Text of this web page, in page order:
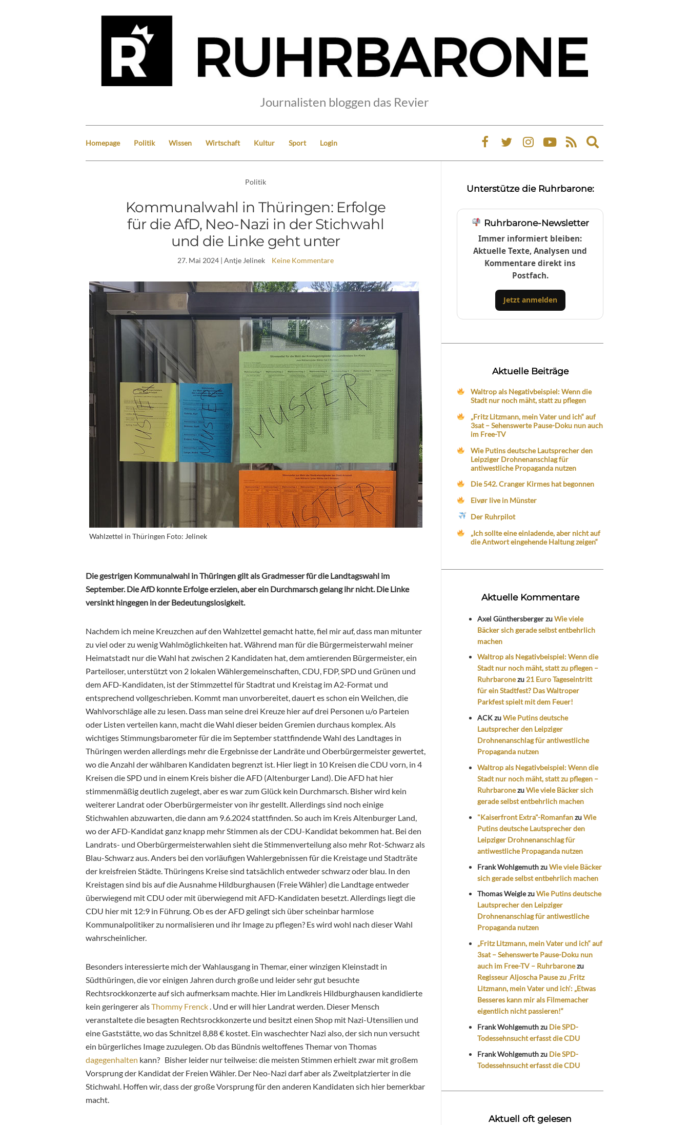
Journalisten bloggen das Revier
Homepage Politik Wissen Wirtschaft Kultur Sport Login
Expand
search
Politik
Kommunalwahl in Thüringen: Erfolge
für die AfD, Neo-Nazi in der Stichwahl
und die Linke geht unter
27. Mai 2024 | Antje Jelinek Keine Kommentare
Wahlzettel in Thüringen Foto: Jelinek
Die gestrigen Kommunalwahl in Thüringen gilt als Gradmesser für die Landtagswahl im
September. Die AfD konnte Erfolge erzielen, aber ein Durchmarsch gelang ihr nicht. Die Linke
versinkt hingegen in der Bedeutungslosigkeit.
Nachdem ich meine Kreuzchen auf den Wahlzettel gemacht hatte, fiel mir auf, dass man mitunter
zu viel oder zu wenig Wahlmöglichkeiten hat. Während man für die Bürgermeisterwahl meiner
Heimatstadt nur die Wahl hat zwischen 2 Kandidaten hat, dem amtierenden Bürgermeister, ein
Parteiloser, unterstützt von 2 lokalen Wählergemeinschaften, CDU, FDP, SPD und Grünen und
dem AFD-Kandidaten, ist der Stimmzettel für Stadtrat und Kreistag im A2-Format und
entsprechend vollgeschrieben. Kommt man unvorbereitet, dauert es schon ein Weilchen, die
Wahlvorschläge alle zu lesen. Dass man seine drei Kreuze hier auf drei Personen u/o Parteien
oder Listen verteilen kann, macht die Wahl dieser beiden Gremien durchaus komplex. Als
wichtiges Stimmungsbarometer für die im September stattfindende Wahl des Landtages in
Thüringen werden allerdings mehr die Ergebnisse der Landräte und Oberbürgermeister gewertet,
wo die Anzahl der wählbaren Kandidaten begrenzt ist. Hier liegt in 10 Kreisen die CDU vorn, in 4
Kreisen die SPD und in einem Kreis bisher die AFD (Altenburger Land). Die AFD hat hier
stimmenmäßig deutlich zugelegt, aber es war zum Glück kein Durchmarsch. Bisher wird kein
weiterer Landrat oder Oberbürgermeister von ihr gestellt. Allerdings sind noch einige
Stichwahlen abzuwarten, die dann am 9.6.2024 stattfinden. So auch im Kreis Altenburger Land,
wo der AFD-Kandidat ganz knapp mehr Stimmen als der CDU-Kandidat bekommen hat. Bei den
Landrats- und Oberbürgermeisterwahlen sieht die Stimmenverteilung also mehr Rot-Schwarz als
Blau-Schwarz aus. Anders bei den vorläufigen Wahlergebnissen für die Kreistage und Stadträte
der kreisfreien Städte. Thüringens Kreise sind tatsächlich entweder schwarz oder blau. In den
Kreistagen sind bis auf die Ausnahme Hildburghausen (Freie Wähler) die Landtage entweder
überwiegend mit CDU oder mit überwiegend mit AFD-Kandidaten besetzt. Allerdings liegt die
CDU hier mit 12:9 in Führung. Ob es der AFD gelingt sich über scheinbar harmlose
Kommunalpolitiker zu normalisieren und ihr Image zu pflegen? Es wird wohl nach dieser Wahl
wahrscheinlicher.
Besonders interessierte mich der Wahlausgang in Themar, einer winzigen Kleinstadt in
Südthüringen, die vor einigen Jahren durch große und leider sehr gut besuchte
Rechtsrockkonzerte auf sich aufmerksam machte. Hier im Landkreis Hildburghausen kandidierte
kein geringerer alsThommy Frenck . Und er will hier Landrat werden. Dieser Mensch
veranstaltete die besagten Rechtsrockkonzerte und besitzt einen Shop mit Nazi-Utensilien und
eine Gaststätte, wo das Schnitzel 8,88 € kostet. Ein waschechter Nazi also, der sich nun versucht
ein bürgerliches Image zuzulegen. Ob das Bündnis weltoffenes Themar von Thomas
dagegenhalten kann? Bisher leider nur teilweise: die meisten Stimmen erhielt zwar mit großem
Vorsprung der Kandidat der Freien Wähler. Der Neo-Nazi darf aber als Zweitplatzierter in die
Stichwahl. Hoffen wir, dass der große Vorsprung für den anderen Kandidaten sich hier bemerkbar
macht.
Unterstütze die Ruhrbarone:
Ruhrbarone-Newsletter
Immer informiert bleiben:
Aktuelle Texte, Analysen und
Kommentare direkt ins
Postfach.
Jetzt anmelden
Aktuelle Beiträge
Waltrop als Negativbeispiel: Wenn die
Stadt nur noch mäht, statt zu pflegen
„Fritz Litzmann, mein Vater und ich“ auf
3sat – Sehenswerte Pause-Doku nun auch
im Free-TV
Wie Putins deutsche Lautsprecher den
Leipziger Drohnenanschlag für
antiwestliche Propaganda nutzen
Die 542. Cranger Kirmes hat begonnen
Eivør live in Münster
Der Ruhrpilot
„Ich sollte eine einladende, aber nicht auf
die Antwort eingehende Haltung zeigen“
Aktuelle Kommentare
Axel GünthersbergerzuWie viele
Bäcker sich gerade selbst entbehrlich
machen
Waltrop als Negativbeispiel: Wenn die
Stadt nur noch mäht, statt zu pflegen –
Ruhrbaronezu 21 Euro Tageseintritt
für ein Stadtfest? Das Waltroper
Parkfest spielt mit dem Feuer!
ACKzuWie Putins deutsche
Lautsprecher den Leipziger
Drohnenanschlag für antiwestliche
Propaganda nutzen
Waltrop als Negativbeispiel: Wenn die
Stadt nur noch mäht, statt zu pflegen –
RuhrbaronezuWie viele Bäcker sich
gerade selbst entbehrlich machen
"Kaiserfront Extra"-RomanfanzuWie
Putins deutsche Lautsprecher den
Leipziger Drohnenanschlag für
antiwestliche Propaganda nutzen
Frank WohlgemuthzuWie viele Bäcker
sich gerade selbst entbehrlich machen
Thomas WeiglezuWie Putins deutsche
Lautsprecher den Leipziger
Drohnenanschlag für antiwestliche
Propaganda nutzen
„Fritz Litzmann, mein Vater und ich“ auf
3sat – Sehenswerte Pause-Doku nun
auch im Free-TV – Ruhrbaronezu
Regisseur Aljoscha Pause zu ‚Fritz
Litzmann, mein Vater und ich‘: „Etwas
Besseres kann mir als Filmemacher
eigentlich nicht passieren!“
Frank Wohlgemuthzu Die SPD-
Todessehnsucht erfasst die CDU
Frank Wohlgemuthzu Die SPD-
Todessehnsucht erfasst die CDU
Aktuell oft gelesen